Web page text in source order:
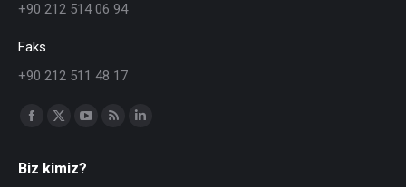
+90 212 514 06 94
Faks
+90 212 511 48 17
Find us on:
Biz kimiz?